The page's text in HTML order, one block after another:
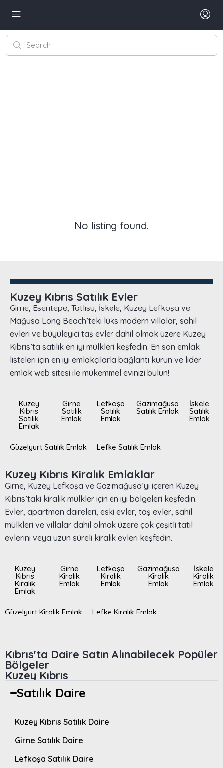
No listing found.
Kuzey Kıbrıs Satılık Evler
Girne, Esentepe, Tatlısu, İskele, Kuzey Lefkoşa ve
Mağusa Long Beach’teki lüks modern villalar, sahil
evleri ve büyüleyici taş evler dahil olmak üzere Kuzey
Kıbrıs’ta satılık en iyi mülkleri keşfedin. En son emlak
listeleri için en iyi emlakçılarla bağlantı kurun ve lider
emlak web sitesi ile mükemmel evinizi bulun!
Kuzey
Kıbrıs
Satılık
Emlak
Girne
Satılık
Emlak
Lefkoşa
Satılık
Emlak
Gazimağusa
Satılık Emlak
İskele
Satılık
Emlak
Güzelyurt Satılık Emlak Lefke Satılık Emlak
Kuzey Kıbrıs Kiralık Emlaklar
Girne, Kuzey Lefkoşa ve Gazimağusa’yı içeren Kuzey
Kıbrıs’taki kiralık mülkler için en iyi bölgeleri keşfedin.
Evler, apartman daireleri, eski evler, taş evler, sahil
mülkleri ve villalar dahil olmak üzere çok çeşitli tatil
evlerini veya uzun süreli kiralık evleri keşfedin.
Kuzey
Kıbrıs
Kiralık
Emlak
Girne
Kiralık
Emlak
Lefkoşa
Kiralık
Emlak
Gazimağusa
Kiralık
Emlak
İskele
Kiralık
Emlak
Güzelyurt Kiralık Emlak Lefke Kiralık Emlak
Kıbrıs'ta Daire Satın Alınabilecek Popüler
Bölgeler
Kuzey Kıbrıs
Satılık Daire
Kuzey Kıbrıs Satılık Daire
Girne Satılık Daire
Lefkoşa Satılık Daire